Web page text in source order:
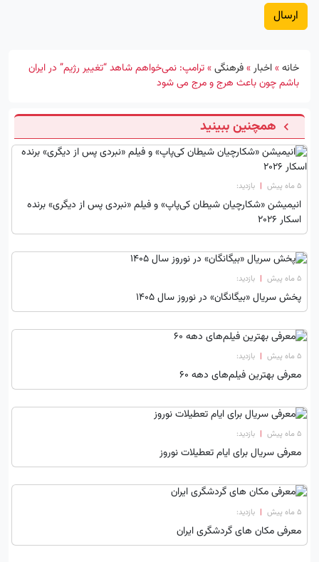
خانه»اخبار»فرهنگی»ترامپ: نمی‌خواهم شاهد “تغییر رژیم” در ایران
باشم چون باعث هرج و مرج می شود
همچنین ببینید
۵ ماه پیش | بازدید:
انیمیشن «شکارچیان شیطان کی‌پاپ» و فیلم «نبردی پس از دیگری» برنده
اسکار 2026
۵ ماه پیش | بازدید:
پخش سریال «بیگانگان» در نوروز سال ۱۴۰۵
۵ ماه پیش | بازدید:
معرفی بهترین فیلم‌های دهه ۶۰
۵ ماه پیش | بازدید:
معرفی سریال برای ایام تعطیلات نوروز
۵ ماه پیش | بازدید:
معرفی مکان های گردشگری ایران